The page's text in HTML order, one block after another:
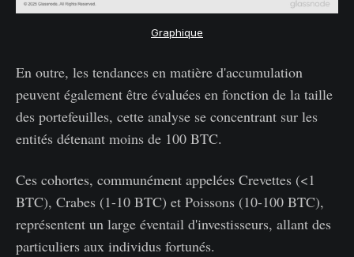
Graphique
En outre, les tendances en matière d'accumulation
peuvent également être évaluées en fonction de la taille
des portefeuilles, cette analyse se concentrant sur les
entités détenant moins de 100 BTC.
Ces cohortes, communément appelées Crevettes (<1
BTC), Crabes (1-10 BTC) et Poissons (10-100 BTC),
représentent un large éventail d'investisseurs, allant des
particuliers aux individus fortunés.